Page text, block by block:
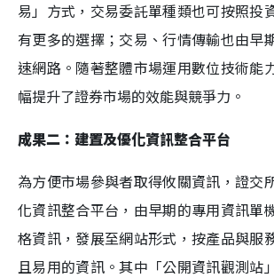
易」方式，交易委託單種類也可按照投
有更多的選擇；交易、行情傳輸也由早
速網路。隨著整體市場運用數位技術能
幅提升了證券市場的效能與競爭力。
成果二：建置及優化資訊整合平台
為方便市場參與者取得攸關資訊，證交
化資訊整合平台，由早期的專用資訊單
格資訊，發展至網站形式，按產品與服
且易用的資訊。其中「公開資訊觀測站